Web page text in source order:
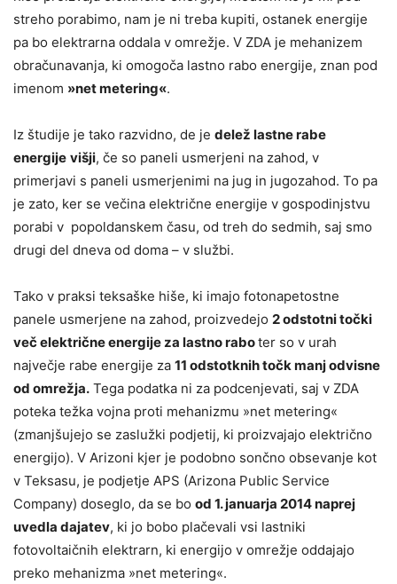
streho porabimo, nam je ni treba kupiti, ostanek energije
pa bo elektrarna oddala v omrežje. V ZDA je mehanizem
obračunavanja, ki omogoča lastno rabo energije, znan pod
imenom »net metering«.
Iz študije je tako razvidno, de je delež lastne rabe
energije višji, če so paneli usmerjeni na zahod, v
primerjavi s paneli usmerjenimi na jug in jugozahod. To pa
je zato, ker se večina električne energije v gospodinjstvu
porabi v popoldanskem času, od treh do sedmih, saj smo
drugi del dneva od doma – v službi.
Tako v praksi teksaške hiše, ki imajo fotonapetostne
panele usmerjene na zahod, proizvedejo 2 odstotni točki
več električne energije za lastno raboter so v urah
največje rabe energije za 11 odstotknih točk manj odvisne
od omrežja. Tega podatka ni za podcenjevati, saj v ZDA
poteka težka vojna proti mehanizmu »net metering«
(zmanjšujejo se zaslužki podjetij, ki proizvajajo električno
energijo). V Arizoni kjer je podobno sončno obsevanje kot
v Teksasu, je podjetje APS (Arizona Public Service
Company) doseglo, da se bo od 1. januarja 2014 naprej
uvedla dajatev, ki jo bobo plačevali vsi lastniki
fotovoltaičnih elektrarn, ki energijo v omrežje oddajajo
preko mehanizma »net metering«.